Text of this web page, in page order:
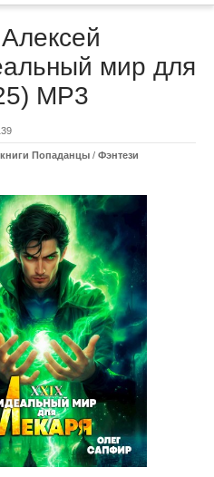
мир для
МР3
Попаданцы / Фэнтези